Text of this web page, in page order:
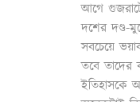
আগে
দশের দণ্ড-
সবচেয়ে
তবে তাদের
ইতিহাসকে